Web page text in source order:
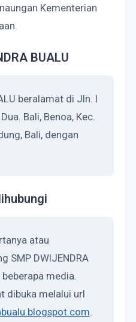
Kementerian
BUALU
beralamat di Jln. I
Bali, Benoa, Kec.
Bali, dengan
atau
SMP DWIJENDRA
media.
dibuka melalui url
.